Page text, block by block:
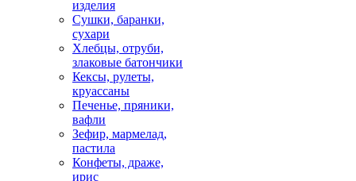
изделия
Сушки, баранки,
сухари
Хлебцы, отруби,
злаковые батончики
Кексы, рулеты,
круассаны
Печенье, пряники,
вафли
Зефир, мармелад,
пастила
Конфеты, драже,
ирис